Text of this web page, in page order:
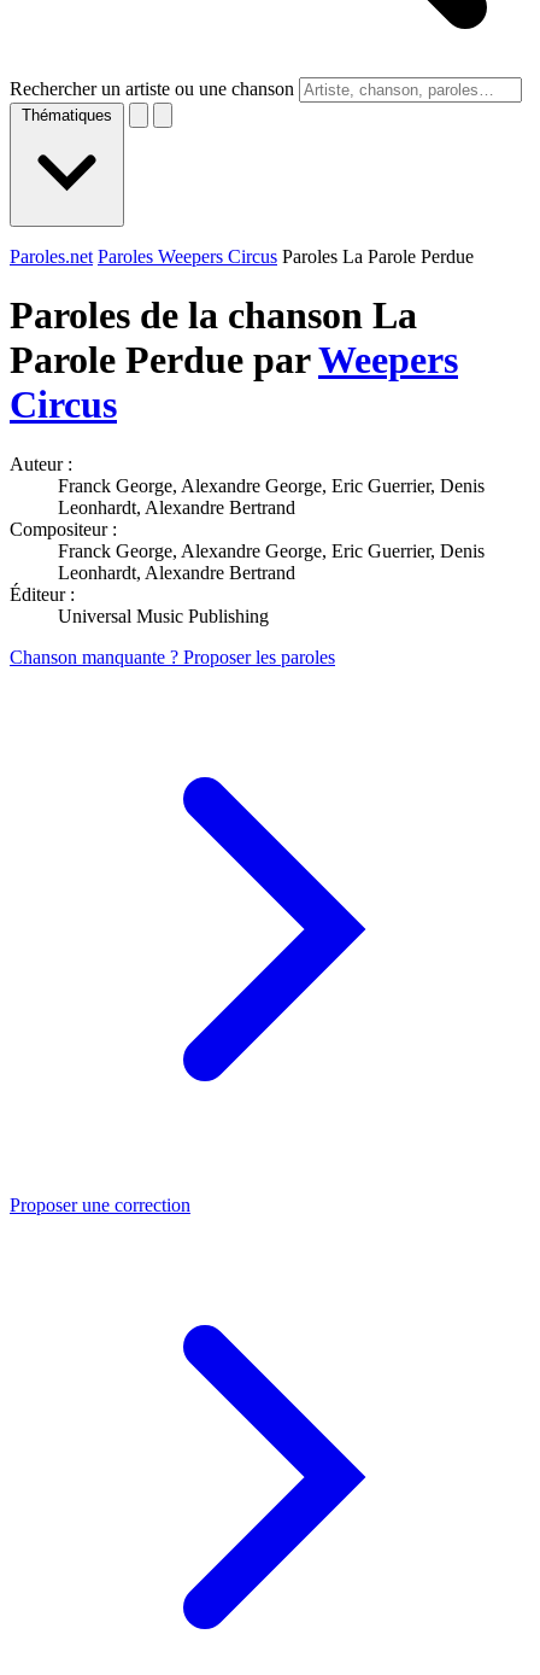
Rechercher un artiste ou une chanson
Thématiques
Paroles.net Paroles Weepers Circus Paroles La Parole Perdue
Paroles de la chanson La
Parole Perdue parWeepers
Circus
Auteur :
Franck George, Alexandre George, Eric Guerrier, Denis
Leonhardt, Alexandre Bertrand
Compositeur :
Franck George, Alexandre George, Eric Guerrier, Denis
Leonhardt, Alexandre Bertrand
Éditeur :
Universal Music Publishing
Chanson manquante ? Proposer les paroles
Proposer une correction